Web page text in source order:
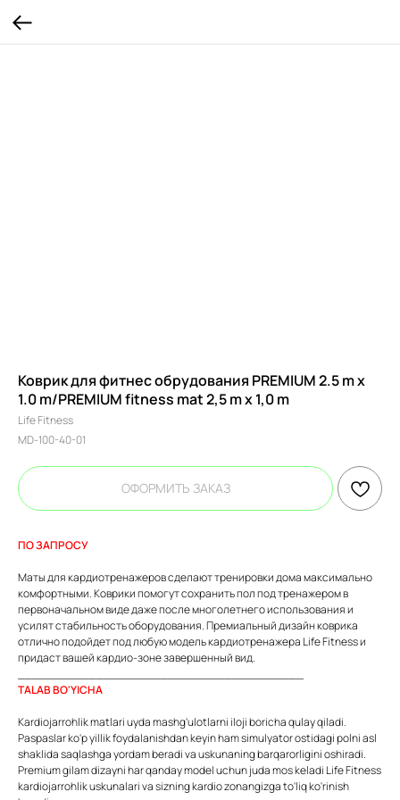
Коврик для фитнес обрудования PREMIUM 2.5 m x
1.0 m/PREMIUM fitness mat 2,5 m x 1,0 m
Life Fitness
MD-100-40-01
ОФОРМИТЬ ЗАКАЗ
ПО ЗАПРОСУ
Маты для кардиотренажеров сделают тренировки дома максимально
комфортными. Коврики помогут сохранить пол под тренажером в
первоначальном виде даже после многолетнего использования и
усилят стабильность оборудования. Премиальный дизайн коврика
отлично подойдет под любую модель кардиотренажера Life Fitness и
придаст вашей кардио-зоне завершенный вид.
TALAB BO'YICHA
Kardiojarrohlik matlari uyda mashg'ulotlarni iloji boricha qulay qiladi.
Paspaslar ko'p yillik foydalanishdan keyin ham simulyator ostidagi polni asl
shaklida saqlashga yordam beradi va uskunaning barqarorligini oshiradi.
Premium gilam dizayni har qanday model uchun juda mos keladi Life Fitness
kardiojarrohlik uskunalari va sizning kardio zonangizga to'liq ko'rinish